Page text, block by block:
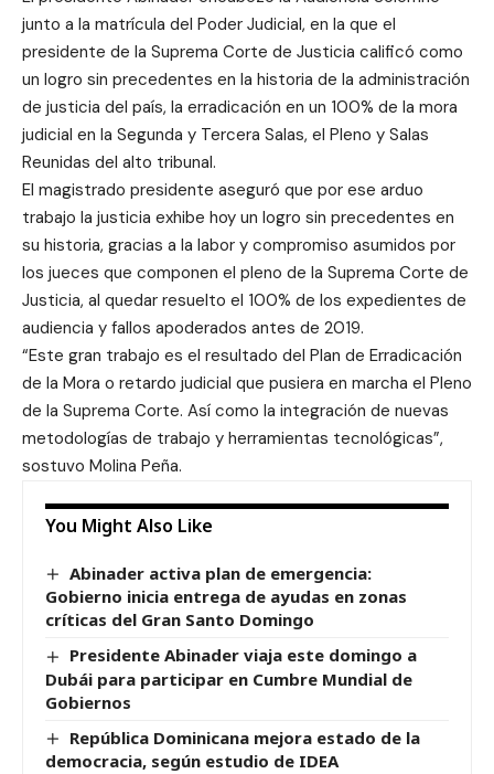
junto a la matrícula del Poder Judicial, en la que el
presidente de la Suprema Corte de Justicia calificó como
un logro sin precedentes en la historia de la administración
de justicia del país, la erradicación en un 100% de la mora
judicial en la Segunda y Tercera Salas, el Pleno y Salas
Reunidas del alto tribunal.
El magistrado presidente aseguró que por ese arduo
trabajo la justicia exhibe hoy un logro sin precedentes en
su historia, gracias a la labor y compromiso asumidos por
los jueces que componen el pleno de la Suprema Corte de
Justicia, al quedar resuelto el 100% de los expedientes de
audiencia y fallos apoderados antes de 2019.
“Este gran trabajo es el resultado del Plan de Erradicación
de la Mora o retardo judicial que pusiera en marcha el Pleno
de la Suprema Corte. Así como la integración de nuevas
metodologías de trabajo y herramientas tecnológicas”,
sostuvo Molina Peña.
You Might Also Like
Abinader activa plan de emergencia:
Gobierno inicia entrega de ayudas en zonas
críticas del Gran Santo Domingo
Presidente Abinader viaja este domingo a
Dubái para participar en Cumbre Mundial de
Gobiernos
República Dominicana mejora estado de la
democracia, según estudio de IDEA